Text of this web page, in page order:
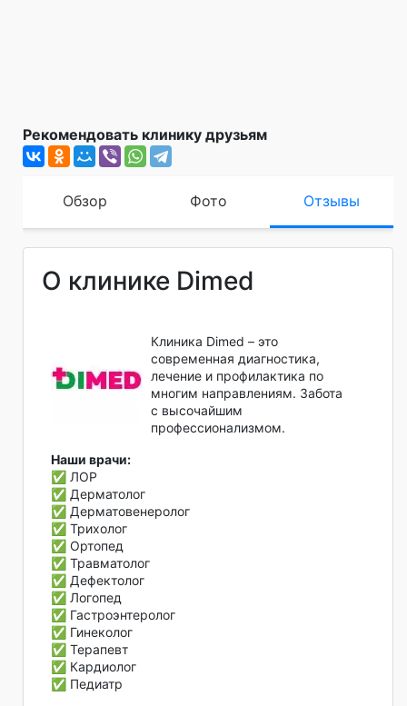
Рекомендовать клинику друзьям
Обзор Фото Отзывы
О клинике Dimed
Клиника Dimed – это
современная диагностика,
лечение и профилактика по
многим направлениям. Забота
с высочайшим
профессионализмом.
Наши врачи:
✅ ЛОР
✅ Дерматолог
✅ Дерматовенеролог
✅ Трихолог
✅ Ортопед
✅ Травматолог
✅ Дефектолог
✅ Логопед
✅ Гастроэнтеролог
✅ Гинеколог
✅ Терапевт
✅ Кардиолог
✅ Педиатр